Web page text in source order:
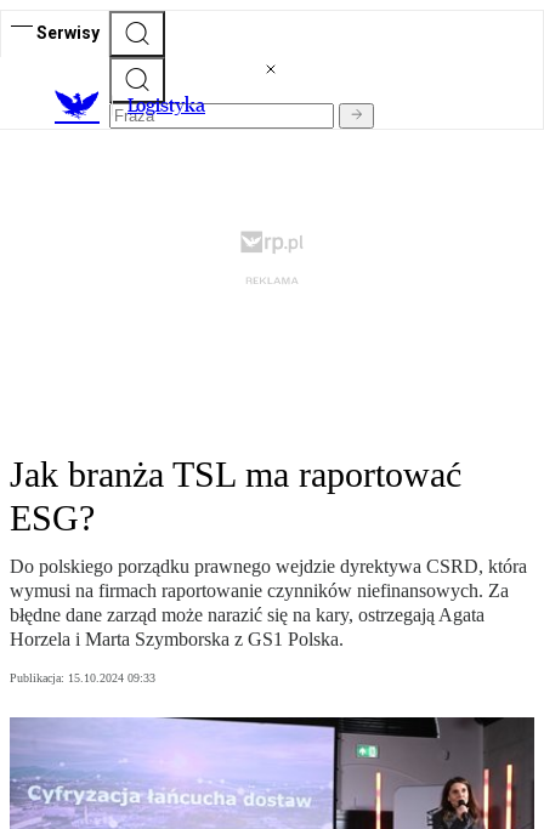
Serwisy
Logistyka
Jak branża TSL ma raportować
ESG?
Do polskiego porządku prawnego wejdzie dyrektywa CSRD, która
wymusi na firmach raportowanie czynników niefinansowych. Za
błędne dane zarząd może narazić się na kary, ostrzegają Agata
Horzela i Marta Szymborska z GS1 Polska.
Publikacja: 15.10.2024 09:33